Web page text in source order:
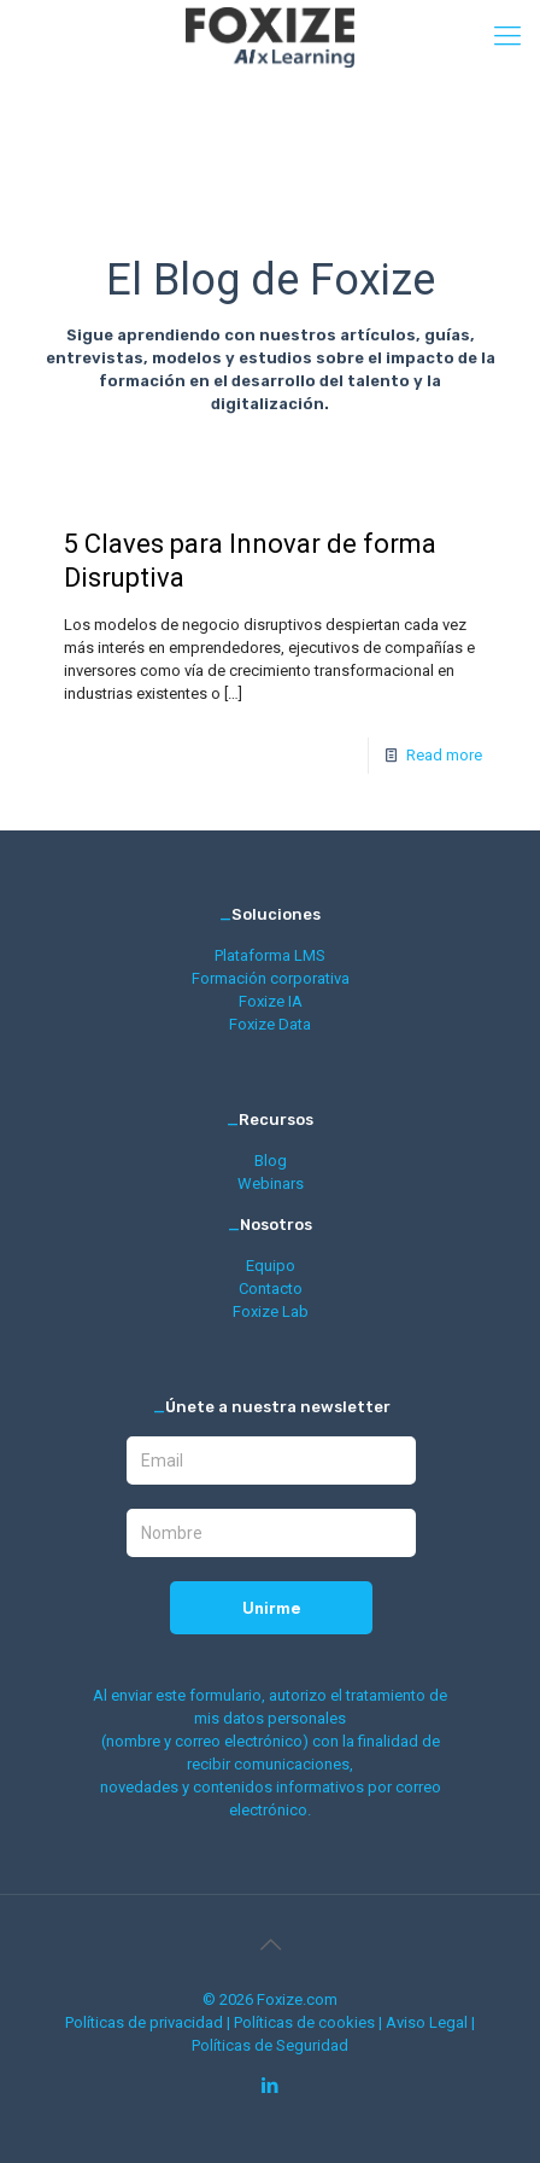
El Blog de Foxize
Sigue aprendiendo con nuestros artículos, guías,
entrevistas, modelos y estudios sobre el impacto de la
formación en el desarrollo del talento y la
digitalización.
5 Claves para Innovar de forma
Disruptiva
Los modelos de negocio disruptivos despiertan cada vez
más interés en emprendedores, ejecutivos de compañías e
inversores como vía de crecimiento transformacional en
industrias existentes o […]
Read more
_Soluciones
Plataforma LMS
Formación corporativa
Foxize IA
Foxize Data
_Recursos
Blog
Webinars
_Nosotros
Equipo
Contacto
Foxize Lab
_Únete a nuestra newsletter
Al enviar este formulario, autorizo el tratamiento de
mis datos personales
(nombre y correo electrónico) con la finalidad de
recibir comunicaciones,
novedades y contenidos informativos por correo
electrónico.
© 2026 Foxize.com
Políticas de privacidad | Políticas de cookies | Aviso Legal |
Políticas de Seguridad